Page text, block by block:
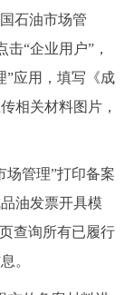
石油市场管
击“企业用户”，
”应用，填写《成
相关材料图片，
管理”打印备案
油发票开具模
查询所有已履行
。